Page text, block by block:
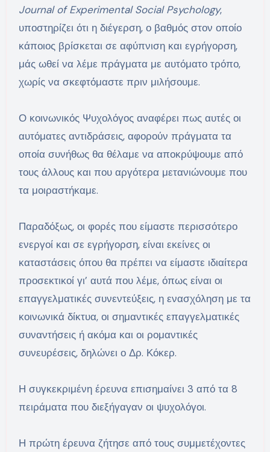
Journal of Experimental Social Psychology,
υποστηρίζει ότι η διέγερση, ο βαθμός στον οποίο
κάποιος βρίσκεται σε αφύπνιση και εγρήγορση,
μάς ωθεί να λέμε πράγματα με αυτόματο τρόπο,
χωρίς να σκεφτόμαστε πριν μιλήσουμε.
Ο κοινωνικός Ψυχολόγος αναφέρει πως αυτές οι
αυτόματες αντιδράσεις, αφορούν πράγματα τα
οποία συνήθως θα θέλαμε να αποκρύψουμε από
τους άλλους και που αργότερα μετανιώνουμε που
τα μοιραστήκαμε.
Παραδόξως, οι φορές που είμαστε περισσότερο
ενεργοί και σε εγρήγορση, είναι εκείνες οι
καταστάσεις όπου θα πρέπει να είμαστε ιδιαίτερα
προσεκτικοί γι’ αυτά που λέμε, όπως είναι οι
επαγγελματικές συνεντεύξεις, η ενασχόληση με τα
κοινωνικά δίκτυα, οι σημαντικές επαγγελματικές
συναντήσεις ή ακόμα και οι ρομαντικές
συνευρέσεις, δηλώνει ο Δρ. Κόκερ.
Η συγκεκριμένη έρευνα επισημαίνει 3 από τα 8
πειράματα που διεξήγαγαν οι ψυχολόγοι.
Η πρώτη έρευνα ζήτησε από τους συμμετέχοντες